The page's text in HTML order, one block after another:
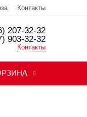
Контакты
207-32-32
903-32-32
Контакты